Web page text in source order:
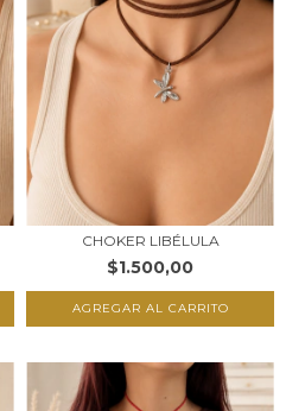
CHOKER LIBÉLULA
$1.500,00